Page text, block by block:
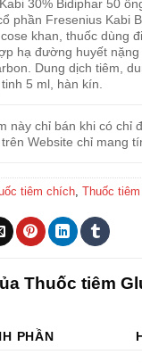
30% Bidiphar 50
phần Fresenius Kabi
khan, thuốc dùng
hạ đường huyết
Dung dịch tiêm,
5 ml, hàn kín.
này chỉ bán khi có chỉ
Website chỉ mang
tiêm chích Thuốc
Thuốc tiêm
PHẦN